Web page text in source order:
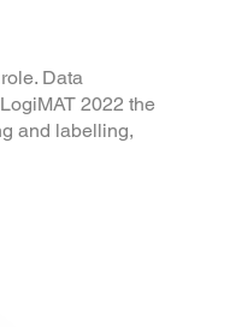
Data
2022 the
and labelling,